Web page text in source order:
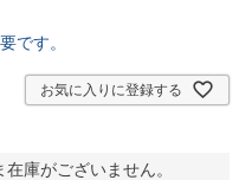
です。
お気に入りに登録する
庫がございません。